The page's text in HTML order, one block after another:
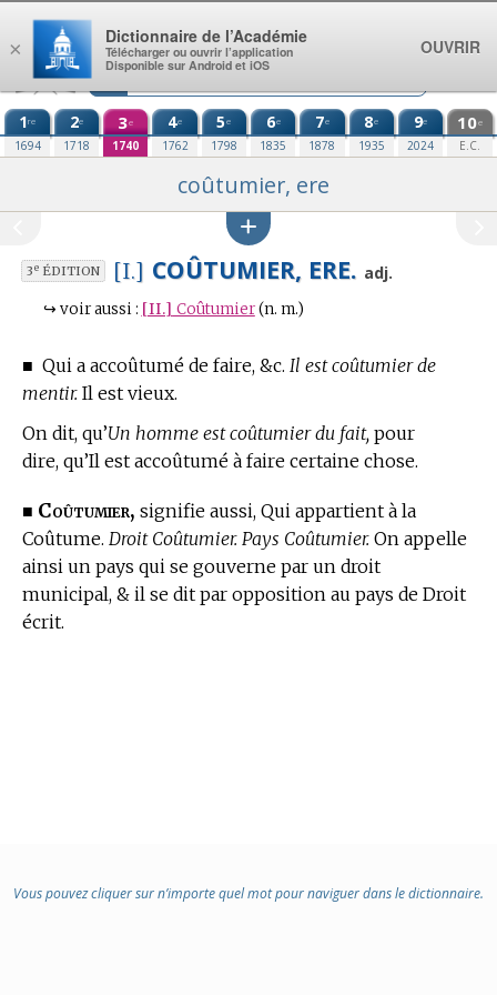
Aller au contenu
1re
1694
2e
1718
3e
1740
4e
1762
5e
1798
6e
1835
7e
1878
8e
1935
9e
2024
10e
E.C.
coûtumier, ere
3eÉDITION [I.] COÛTUMIER, ERE. adj.
↪ voir aussi : [II.] Coûtumier (n. m.)
■ Qui a accoûtumé de faire, &c. Il est coûtumier de
mentir. Il est vieux.
On dit, qu’Un homme est coûtumier du fait, pour
dire, qu’Il est accoûtumé à faire certaine chose.
■ Coûtumier, signifie aussi, Qui appartient à la
Coûtume. Droit Coûtumier. Pays Coûtumier. On appelle
ainsi un pays qui se gouverne par un droit
municipal, & il se dit par opposition au pays de Droit
écrit.
Vous pouvez cliquer sur n’importe quel mot pour naviguer dans le dictionnaire.
×
Dictionnaire de l’Académie
Télécharger ou ouvrir l’application
Disponible sur Android et iOS
OUVRIR